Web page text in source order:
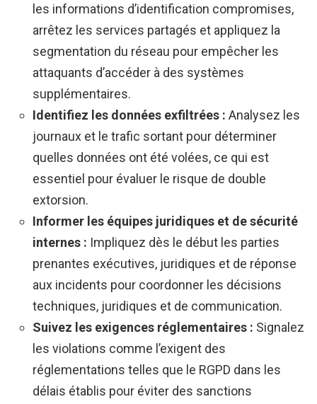
les informations d’identification compromises,
arrêtez les services partagés et appliquez la
segmentation du réseau pour empêcher les
attaquants d’accéder à des systèmes
supplémentaires.
Identifiez les données exfiltrées : Analysez les
journaux et le trafic sortant pour déterminer
quelles données ont été volées, ce qui est
essentiel pour évaluer le risque de double
extorsion.
Informer les équipes juridiques et de sécurité
internes : Impliquez dès le début les parties
prenantes exécutives, juridiques et de réponse
aux incidents pour coordonner les décisions
techniques, juridiques et de communication.
Suivez les exigences réglementaires : Signalez
les violations comme l’exigent des
réglementations telles que le RGPD dans les
délais établis pour éviter des sanctions